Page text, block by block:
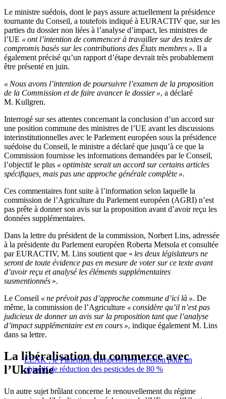
Le ministre suédois, dont le pays assure actuellement la présidence
tournante du Conseil, a toutefois indiqué à EURACTIV que, sur les
parties du dossier non liées à l’analyse d’impact, les ministres de
l’UE « ont l’intention de commencer à travailler sur des textes de
compromis basés sur les contributions des États membres ». Il a
également précisé qu’un rapport d’étape devrait très probablement
être présenté en juin.
« Nous avons l’intention de poursuivre l’examen de la proposition
de la Commission et de faire avancer le dossier », a déclaré
M. Kullgren.
Interrogé sur ses attentes concernant la conclusion d’un accord sur
une position commune des ministres de l’UE avant les discussions
interinstitutionnelles avec le Parlement européen sous la présidence
suédoise du Conseil, le ministre a déclaré que jusqu’à ce que la
Commission fournisse les informations demandées par le Conseil,
l’objectif le plus « optimiste serait un accord sur certains articles
spécifiques, mais pas une approche générale complète ».
Ces commentaires font suite à l’information selon laquelle la
commission de l’Agriculture du Parlement européen (AGRI) n’est
pas prête à donner son avis sur la proposition avant d’avoir reçu les
données supplémentaires.
Dans la lettre du président de la commission, Norbert Lins, adressée
à la présidente du Parlement européen Roberta Metsola et consultée
par EURACTIV, M. Lins soutient que « les deux législateurs ne
seront de toute évidence pas en mesure de voter sur ce texte avant
d’avoir reçu et analysé les éléments supplémentaires
susmentionnés ».
Le Conseil « ne prévoit pas d’approche commune d’ici là ». De
même, la commission de l’Agriculture « considère qu’il n’est pas
judicieux de donner un avis sur la proposition tant que l’analyse
d’impact supplémentaire est en cours », indique également M. Lins
dans sa lettre.
LEAK : le Parlement européen fera pression pour un
objectif de réduction des pesticides de 80 %
La libéralisation du commerce avec
l’Ukraine
Un autre sujet brûlant concerne le renouvellement du régime